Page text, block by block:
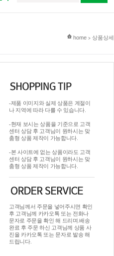
현재 위치
home > 상품상세
-제품 이미지와 실제 상품은 계절이
나 지역에 따라 다를 수 있습니다.
-현재 보시는 상품을 기준으로 고객
센터 상담 후 고객님이 원하시는 맞
춤형 상품 제작이 가능합니다.
-본 사이트에 없는 상품이라도 고객
센터 상담 후 고객님이 원하시는 맞
춤형 상품 제작이 가능합니다.
고객님께서 주문을 넣어주시면 확인
후 고객님께 카카오톡 또는 전화나
문자로 주문을 확인 해 드리며.배송
완료 후 주문 하신 고객님께 상품 사
진을 카카오톡 또는 문자로 발송 해
드립니다.